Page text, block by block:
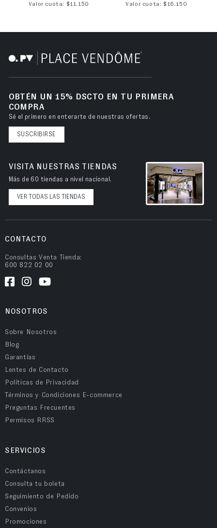
Valor cuota: $11.150
Valor cuota: $16.150
OBTÉN UN 15% DSCTO EN TU PRIMERA
COMPRA
Sé el primero en enterarte de nuestras ofertas.
SUSCRIBIRSE
VISITA NUESTRAS TIENDAS
Más de 60 tiendas a nivel nacional.
VER TODAS LAS TIENDAS
CONTACTO
Consultas Venta Tienda:
600 822 02 00
NOSOTROS
Sobre Nosotros
Blog
Garantías
Lentes de Contacto
Políticas de Privacidad
Términos y Condiciones E-commerce
Preguntas Frecuentes
Permisos RRSS
SERVICIOS
Contáctanos
Consulta tu boleta
Seguimiento de Pedido
Convenios
Promociones